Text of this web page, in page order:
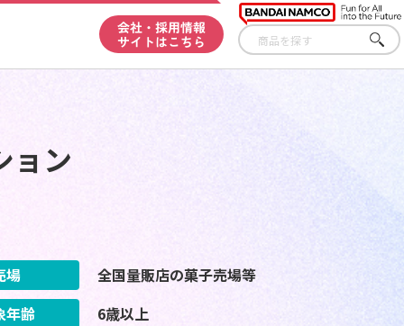
会社・採用情報
サイトはこちら
さが
す
ョン
場
全国量販店の菓子売場等
年齢
6歳以上